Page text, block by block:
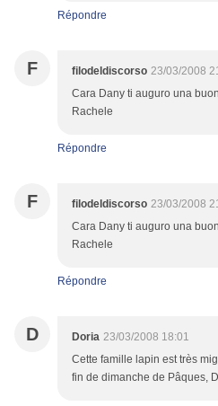
Répondre
F filodeldiscorso 23/03/2008
Cara Dany ti auguro una
Rachele
Répondre
F filodeldiscorso 23/03/2008
Cara Dany ti auguro una
Rachele
Répondre
D Doria 23/03/2008 18:01
Cette famille lapin est très
fin de dimanche de Pâques,